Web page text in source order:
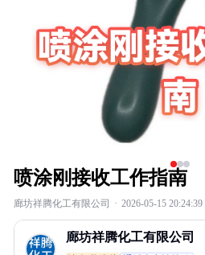
喷涂刚接收工作指南
廊坊祥腾化工有限公司 · 2026-05-15 20:24:39
廊坊祥腾化工有限公司